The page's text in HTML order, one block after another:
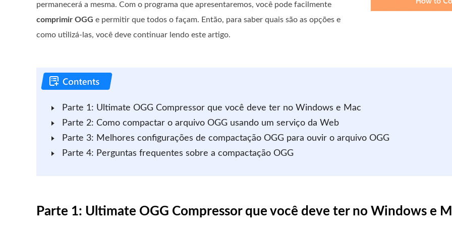
permanecerá a mesma. Com o programa que apresentaremos, você pode facilmente
comprimir OGG e permitir que todos o façam. Então, para saber quais são as opções e
como utilizá-las, você deve continuar lendo este artigo.
Parte 1: Ultimate OGG Compressor que você deve ter no Windows e Mac
Parte 2: Como compactar o arquivo OGG usando um serviço da Web
Parte 3: Melhores configurações de compactação OGG para ouvir o arquivo OGG
Parte 4: Perguntas frequentes sobre a compactação OGG
Parte 1: Ultimate OGG Compressor que você deve ter no Windows e